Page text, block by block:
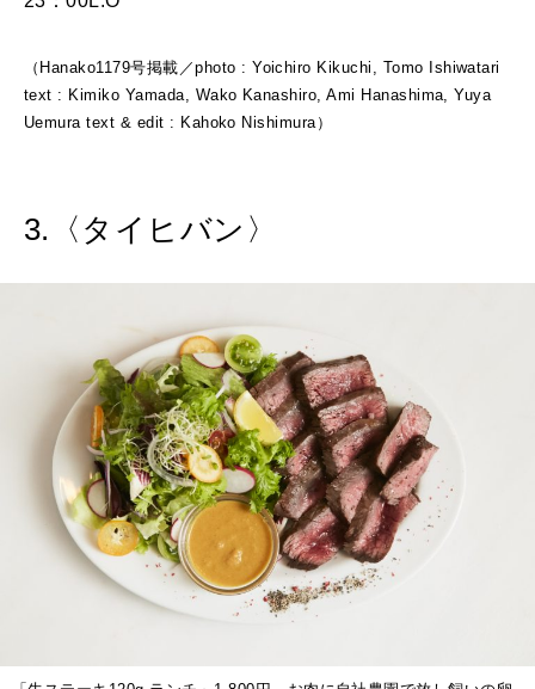
（Hanako1179号掲載／photo : Yoichiro Kikuchi, Tomo Ishiwatari
text : Kimiko Yamada, Wako Kanashiro, Ami Hanashima, Yuya
Uemura text & edit : Kahoko Nishimura）
3.〈タイヒバン〉